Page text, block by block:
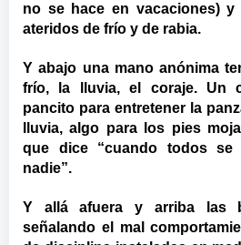
no se hace en vacaciones) y
ateridos de frío y de rabia.
Y abajo una mano anónima
frío, la lluvia, el coraje. Un
pancito para entretener la
lluvia, algo para los pies
que dice “cuando todos se
nadie”.
Y allá afuera y arriba las
señalando el mal